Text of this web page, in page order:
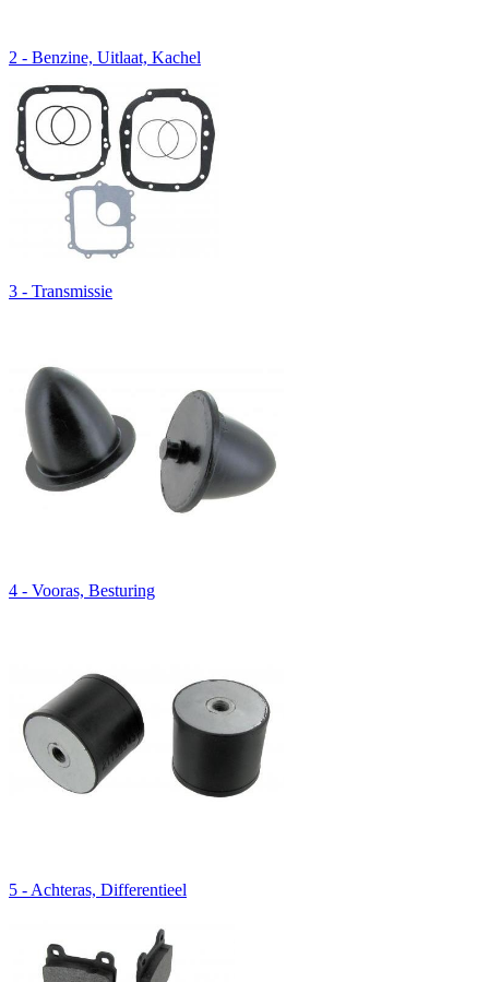
2 - Benzine, Uitlaat, Kachel
3 - Transmissie
4 - Vooras, Besturing
5 - Achteras, Differentieel